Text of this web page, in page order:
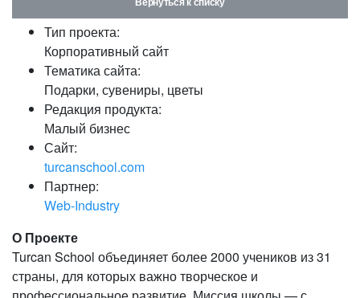
Забыли свой пароль?
или войдите с помощью
Тип проекта:
Корпоративный сайт
Тематика сайта:
Подарки, сувениры, цветы
Редакция продукта:
Малый бизнес
Сайт:
turcanschool.com
Партнер:
Web-Industry
О Проекте
Turcan School объединяет более 2000 учеников из 31
страны, для которых важно творческое и